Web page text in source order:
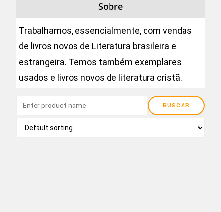
Sobre
Trabalhamos, essencialmente, com vendas
de livros novos de Literatura brasileira e
estrangeira. Temos também exemplares
usados e livros novos de literatura cristã.